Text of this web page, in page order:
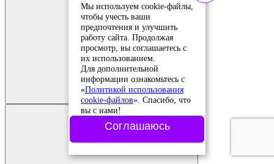
Добавить в
сравнение
Добавлено в
сравнение
Мы используем cookie-файлы,
чтобы учесть ваши
предпочтения и улучшить
работу сайта. Продолжая
просмотр, вы соглашаетесь с
их использованием.
Для дополнительной
информации ознакомьтесь с
«Политикой использования
cookie-файлов». Спасибо, что
вы с нами!
Соглашаюсь